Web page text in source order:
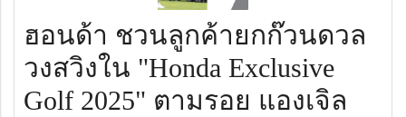
ฮอนด้า ชวนลูกค้ายกก๊วนดวล
วงสวิงใน "Honda Exclusive
Golf 2025" ตามรอย แองเจิล